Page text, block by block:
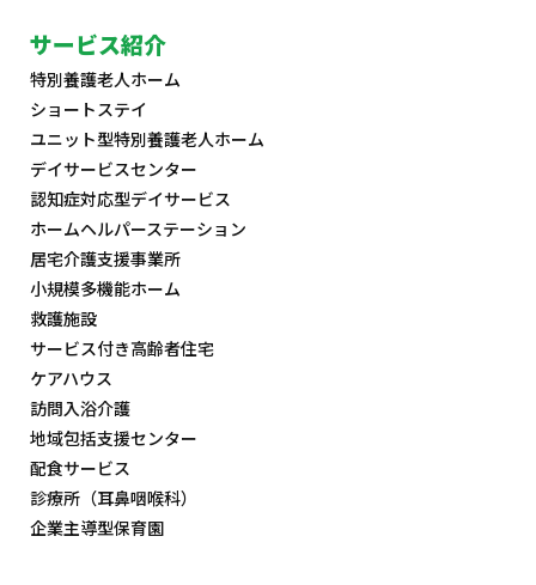
サービス紹介
特別養護老人ホーム
ショートステイ
ユニット型特別養護老人ホーム
デイサービスセンター
認知症対応型デイサービス
ホームヘルパーステーション
居宅介護支援事業所
小規模多機能ホーム
救護施設
サービス付き高齢者住宅
ケアハウス
訪問入浴介護
地域包括支援センター
配食サービス
診療所（耳鼻咽喉科）
企業主導型保育園